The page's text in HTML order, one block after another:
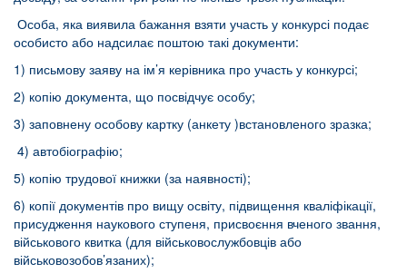
Особа, яка виявила бажання взяти участь у конкурсі подає
особисто або надсилає поштою такі документи:
1) письмову заяву на ім’я керівника про участь у конкурсі;
2) копію документа, що посвідчує особу;
3) заповнену особову картку (анкету )встановленого зразка;
4) автобіографію;
5) копію трудової книжки (за наявності);
6) копії документів про вищу освіту, підвищення кваліфікації,
присудження наукового ступеня, присвоєння вченого звання,
військового квитка (для військовослужбовців або
військовозобов’язаних);